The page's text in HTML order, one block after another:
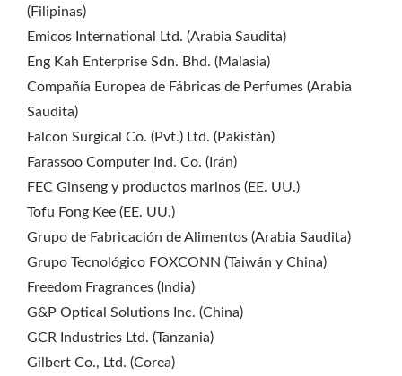
(Filipinas)
Emicos International Ltd. (Arabia Saudita)
Eng Kah Enterprise Sdn. Bhd. (Malasia)
Compañía Europea de Fábricas de Perfumes (Arabia
Saudita)
Falcon Surgical Co. (Pvt.) Ltd. (Pakistán)
Farassoo Computer Ind. Co. (Irán)
FEC Ginseng y productos marinos (EE. UU.)
Tofu Fong Kee (EE. UU.)
Grupo de Fabricación de Alimentos (Arabia Saudita)
Grupo Tecnológico FOXCONN (Taiwán y China)
Freedom Fragrances (India)
G&P Optical Solutions Inc. (China)
GCR Industries Ltd. (Tanzania)
Gilbert Co., Ltd. (Corea)